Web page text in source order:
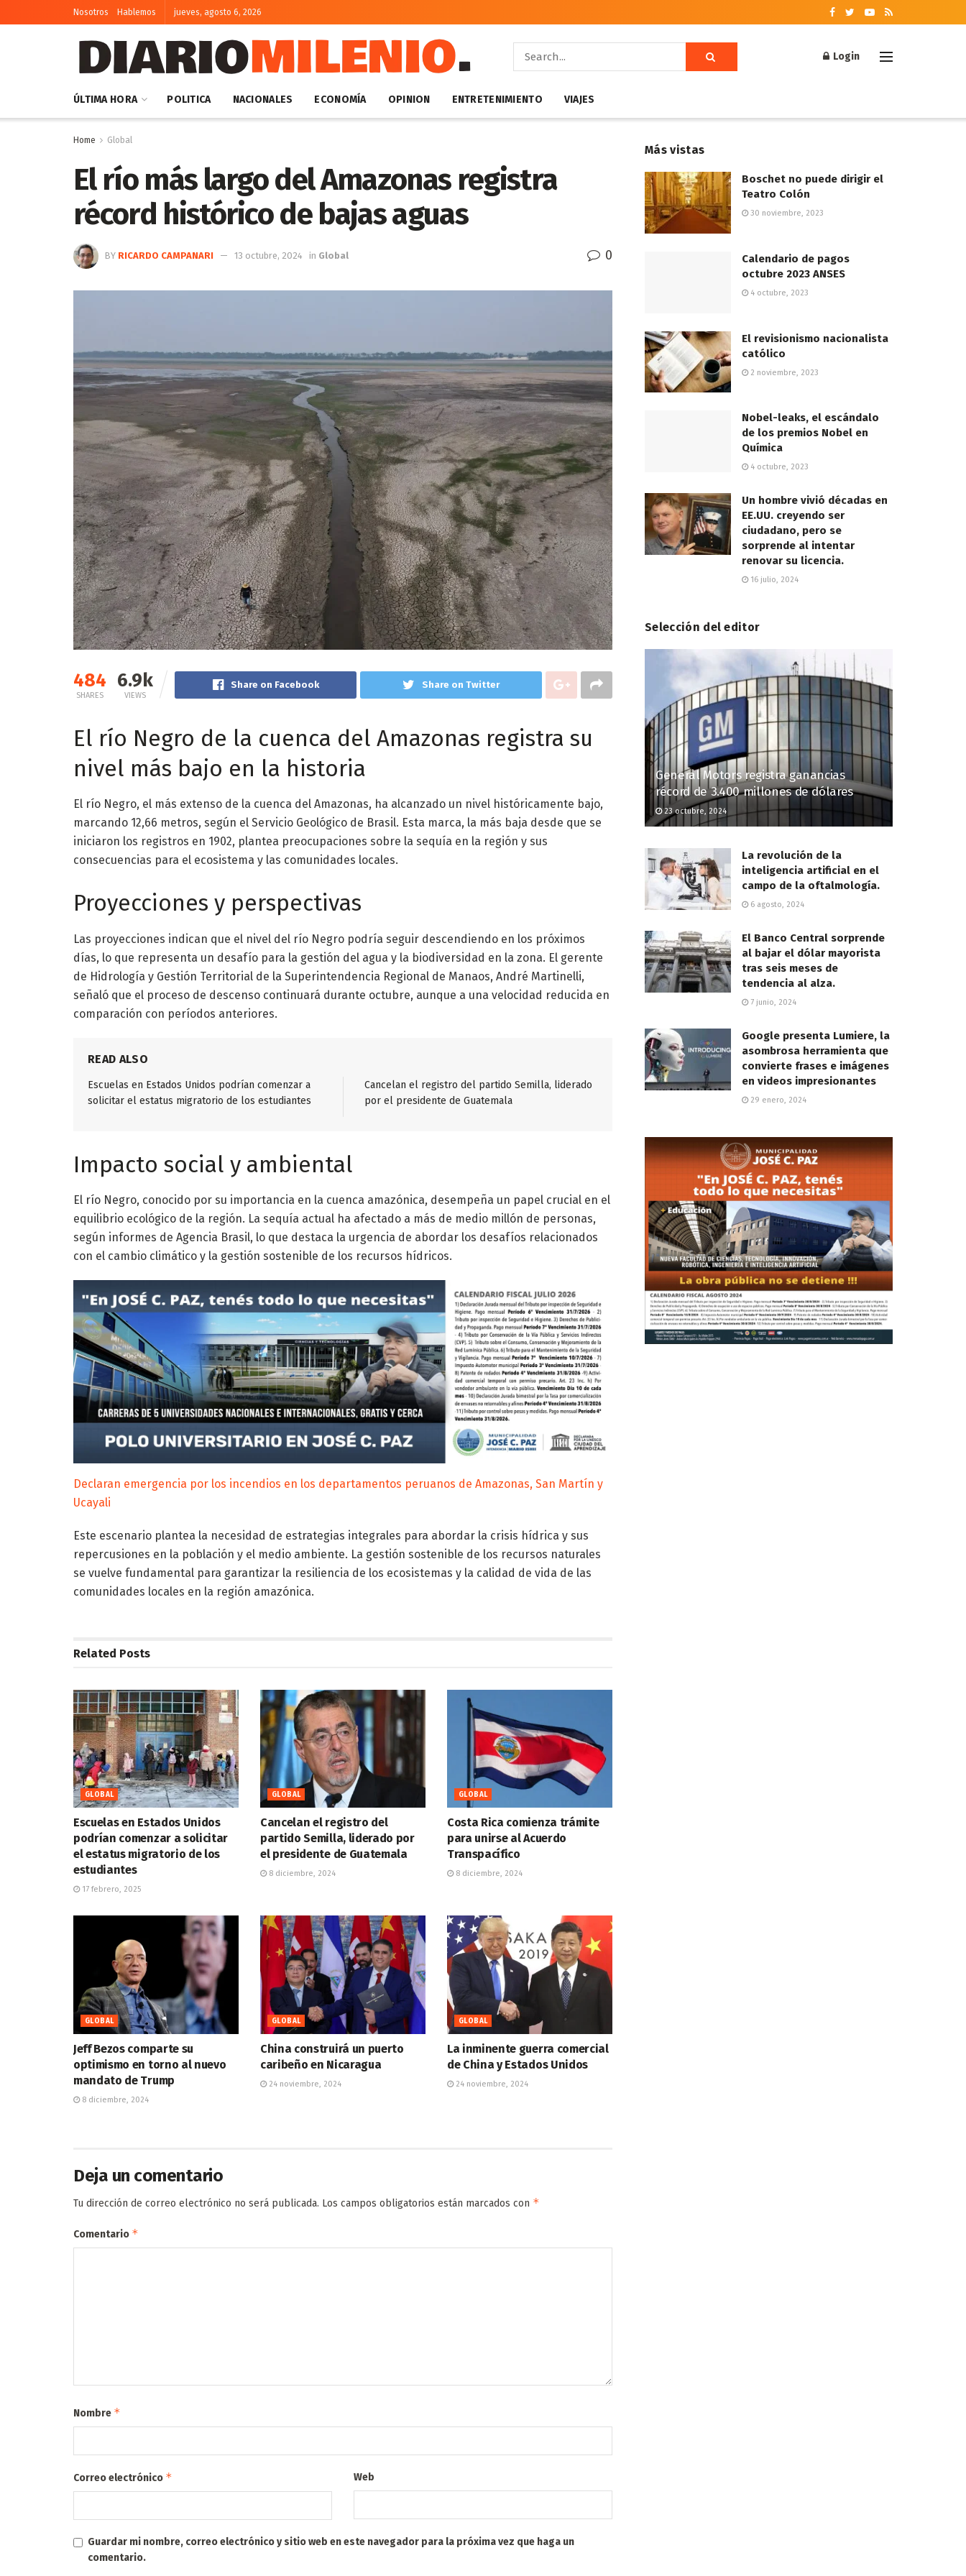
Nosotros Hablemos jueves, agosto 6, 2026
Login
ÚLTIMA HORA POLITICA NACIONALES ECONOMÍA OPINION ENTRETENIMIENTO VIAJES
Home Global
El río más largo del Amazonas registra
récord histórico de bajas aguas
BY RICARDO CAMPANARI 13 octubre, 2024 in Global 0
484
SHARES
6.9k
VIEWS
Share on Facebook Share on Twitter
El río Negro de la cuenca del Amazonas registra su
nivel más bajo en la historia
El río Negro, el más extenso de la cuenca del Amazonas, ha alcanzado un nivel históricamente bajo,
marcando 12,66 metros, según el Servicio Geológico de Brasil. Esta marca, la más baja desde que se
iniciaron los registros en 1902, plantea preocupaciones sobre la sequía en la región y sus
consecuencias para el ecosistema y las comunidades locales.
Proyecciones y perspectivas
Las proyecciones indican que el nivel del río Negro podría seguir descendiendo en los próximos
días, lo que representa un desafío para la gestión del agua y la biodiversidad en la zona. El gerente
de Hidrología y Gestión Territorial de la Superintendencia Regional de Manaos, André Martinelli,
señaló que el proceso de descenso continuará durante octubre, aunque a una velocidad reducida en
comparación con períodos anteriores.
READ ALSO
Escuelas en Estados Unidos podrían comenzar a
solicitar el estatus migratorio de los estudiantes
Cancelan el registro del partido Semilla, liderado
por el presidente de Guatemala
Impacto social y ambiental
El río Negro, conocido por su importancia en la cuenca amazónica, desempeña un papel crucial en el
equilibrio ecológico de la región. La sequía actual ha afectado a más de medio millón de personas,
según informes de Agencia Brasil, lo que destaca la urgencia de abordar los desafíos relacionados
con el cambio climático y la gestión sostenible de los recursos hídricos.
Declaran emergencia por los incendios en los departamentos peruanos de Amazonas, San Martín y
Ucayali
Este escenario plantea la necesidad de estrategias integrales para abordar la crisis hídrica y sus
repercusiones en la población y el medio ambiente. La gestión sostenible de los recursos naturales
se vuelve fundamental para garantizar la resiliencia de los ecosistemas y la calidad de vida de las
comunidades locales en la región amazónica.
Related Posts
GLOBAL
Escuelas en Estados Unidos
podrían comenzar a solicitar
el estatus migratorio de los
estudiantes
17 febrero, 2025
GLOBAL
Cancelan el registro del
partido Semilla, liderado por
el presidente de Guatemala
8 diciembre, 2024
GLOBAL
Costa Rica comienza trámite
para unirse al Acuerdo
Transpacífico
8 diciembre, 2024
GLOBAL
Jeff Bezos comparte su
optimismo en torno al nuevo
mandato de Trump
8 diciembre, 2024
GLOBAL
China construirá un puerto
caribeño en Nicaragua
24 noviembre, 2024
GLOBAL
La inminente guerra comercial
de China y Estados Unidos
24 noviembre, 2024
Deja un comentario
Tu dirección de correo electrónico no será publicada. Los campos obligatorios están marcados con *
Comentario *
Nombre *
Correo electrónico * Web
Guardar mi nombre, correo electrónico y sitio web en este navegador para la próxima vez que haga un
comentario.
Más vistas
Boschet no puede dirigir el
Teatro Colón
30 noviembre, 2023
Calendario de pagos
octubre 2023 ANSES
4 octubre, 2023
El revisionismo nacionalista
católico
2 noviembre, 2023
Nobel-leaks, el escándalo
de los premios Nobel en
Química
4 octubre, 2023
Un hombre vivió décadas en
EE.UU. creyendo ser
ciudadano, pero se
sorprende al intentar
renovar su licencia.
16 julio, 2024
Selección del editor
General Motors registra ganancias
récord de 3.400 millones de dólares
23 octubre, 2024
La revolución de la
inteligencia artificial en el
campo de la oftalmología.
6 agosto, 2024
El Banco Central sorprende
al bajar el dólar mayorista
tras seis meses de
tendencia al alza.
7 junio, 2024
Google presenta Lumiere, la
asombrosa herramienta que
convierte frases e imágenes
en videos impresionantes
29 enero, 2024